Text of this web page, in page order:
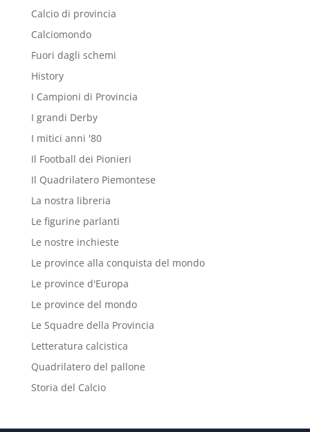
Calcio di provincia
Calciomondo
Fuori dagli schemi
History
I Campioni di Provincia
I grandi Derby
I mitici anni '80
Il Football dei Pionieri
Il Quadrilatero Piemontese
La nostra libreria
Le figurine parlanti
Le nostre inchieste
Le province alla conquista del mondo
Le province d'Europa
Le province del mondo
Le Squadre della Provincia
Letteratura calcistica
Quadrilatero del pallone
Storia del Calcio